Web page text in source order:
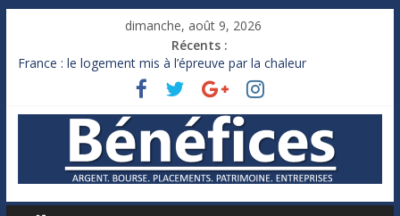
dimanche, août 9, 2026
Récents :
France : le logement mis à l’épreuve par la chaleur
Des milliards de dollars de droits de douane déjà remboursés
Royaume-Uni : Andy Burnham recule sur l’impôt
Xavier Niel, le milliardaire qui ne touche presque rien
Ruée des fortunes russes vers l’étranger